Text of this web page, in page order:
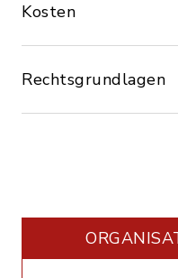
Kosten
Rechtsgrundlagen